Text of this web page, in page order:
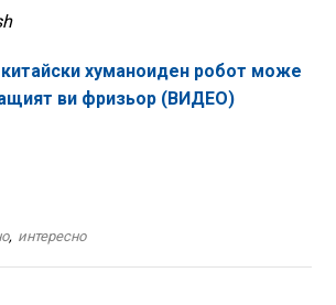
хуманоиден робот може
ви фризьор (ВИДЕО)
, интересно